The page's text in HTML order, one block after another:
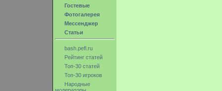
Гостевые
Фотогалерея
Мессенджер
Статьи
bash.pefl.ru
Рейтинг статей
Топ-30 статей
Топ-30 игроков
Народные